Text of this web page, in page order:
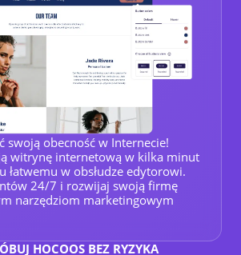
swoją obecność w Internecie!
witrynę internetową w kilka minut
łatwemu w obsłudze edytorowi.
24/7 i rozwijaj swoją firmę
narzędziom marketingowym
HOCOOS BEZ RYZYKA